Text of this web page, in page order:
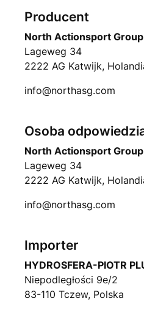
Producent
North Actionsport Group
Lageweg 34
2222 AG Katwijk,
info@northasg.com
Osoba
North Actionsport Group
Lageweg 34
2222 AG Katwijk,
info@northasg.com
Importer
HYDROSFERA-PIOTR
Niepodległości 9e/2
83-110 Tczew, Polska